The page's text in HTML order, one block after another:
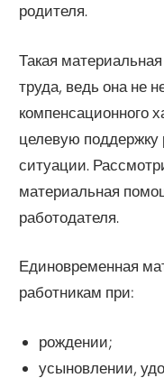
родителя.
Такая
труда, ведь она не
компенсационного
целевую поддержку
ситуации.
материальная
работодателя.
Единовременная
работникам при:
рождении;
усыновлении,